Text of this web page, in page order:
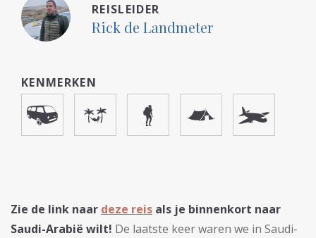
REISLEIDER
Rick de Landmeter
KENMERKEN
Zie de link naar deze reis als je binnenkort naar
Saudi-Arabië wilt! De laatste keer waren we in Saudi-